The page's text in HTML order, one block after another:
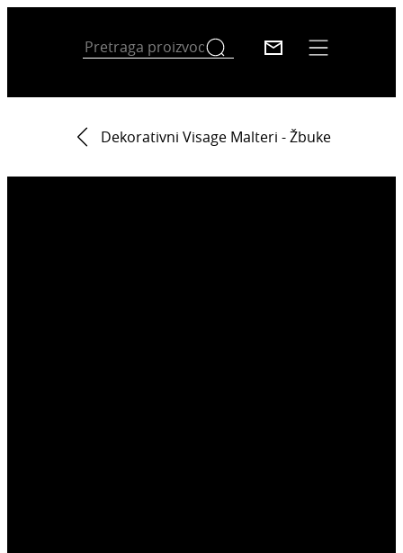
Dekorativni Visage Malteri - Žbuke